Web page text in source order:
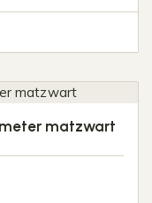
matzwart